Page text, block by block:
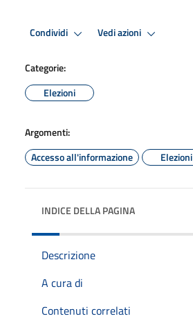
Condividi Vedi azioni
Categorie:
Elezioni
Argomenti:
Accesso all'informazione
Elezioni
INDICE DELLA PAGINA
Descrizione
A cura di
Contenuti correlati